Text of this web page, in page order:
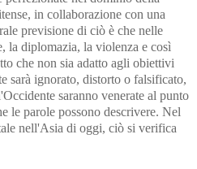
in collaborazione con una
previsione di ciò è che nelle
la diplomazia, la violenza e così
che non sia adatto agli obiettivi
sarà ignorato, distorto o falsificato,
saranno venerate al punto
le parole possono descrivere. Nel
nell'Asia di oggi, ciò si verifica